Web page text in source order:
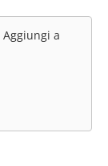
Aggiungi a